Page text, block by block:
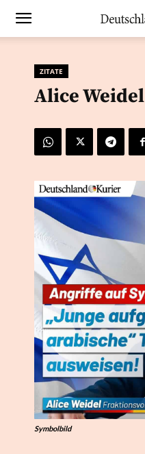
ZITATE
Alice Weidel
Symbolbild